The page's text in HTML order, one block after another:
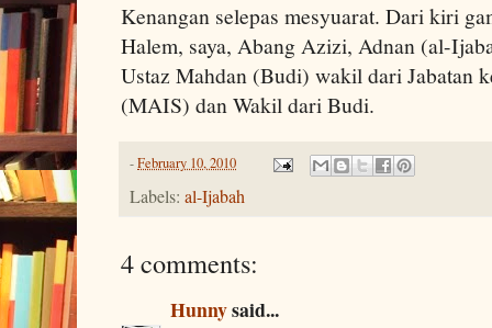
Kenangan selepas mesyuarat. Dari kiri
Halem, saya, Abang Azizi, Adnan (al-
Ustaz Mahdan (Budi) wakil dari Jabatan
(MAIS) dan Wakil dari Budi.
-February 10, 2010
Labels: al-Ijabah
4 comments:
Hunnysaid...